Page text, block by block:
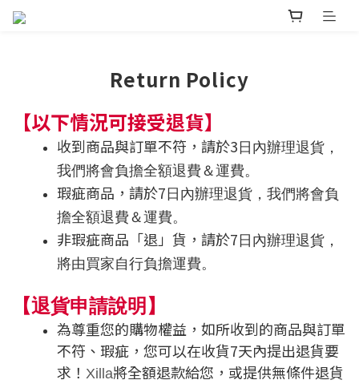
Return Policy
【以下情況可接受退貨】
收到商品與訂單不符，請於3 日內辦理退貨，
我們將會負擔全額退費＆運費。
瑕疵商品，請於7 日內辦理退貨，我們將會負
擔全額退費＆運費。
非瑕疵商品「退」貨，請於7 日內辦理退貨，
將由買家自行負擔運費。
【退貨申請說明】
為尊重您的購物權益，如所收到的商品與訂單
不符、瑕疵，您可以在收貨7天內提出退貨要
求！ Xilla將全額退款給您，或提供無條件退貨